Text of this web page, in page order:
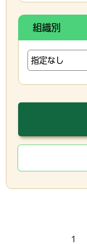
組織別
1